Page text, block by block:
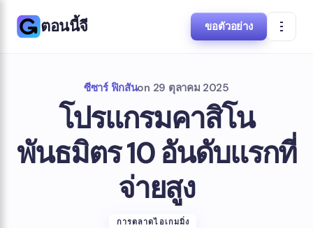
ตอนนี้จี ขอตัวอย่าง
ซีซาร์ ฟิกสันon 29 ตุลาคม 2025
โปรแกรมคาสิโน
พันธมิตร 10 อันดับแรกที่
จ่ายสูง
การตลาดไอเกมมิ่ง